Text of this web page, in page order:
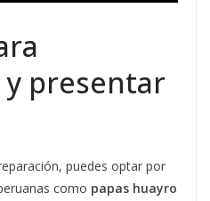
presentar
puedes optar por
como papas huayro